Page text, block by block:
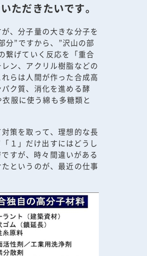
ただきたいです。
、分子量の大きな分子を
分”ですから、”沢山の部
繋げていく反応を「重合
ン、アクリル樹脂などの
らは人間が作った合成高
ク質、消化を進める酵
服に使う綿も多糖類と
策を取って、理想的な長
１」だけ出すにはどうし
すが、時々間違いがある
というのが、最近の仕事